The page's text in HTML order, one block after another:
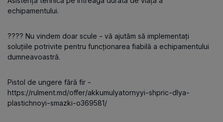
echipamentului.
???? Nu vindem doar scule - vă ajutăm să implementați
soluțiile potrivite pentru funcționarea fiabilă a echipamentului
dumneavoastră.
Pistol de ungere fără fir -
https://rulment.md/offer/akkumulyatornyyi-shpric-dlya-
plastichnoyi-smazki-o369581/